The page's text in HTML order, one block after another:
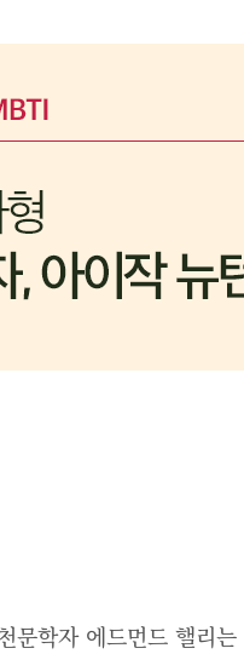
문학자 에드먼드 핼리는